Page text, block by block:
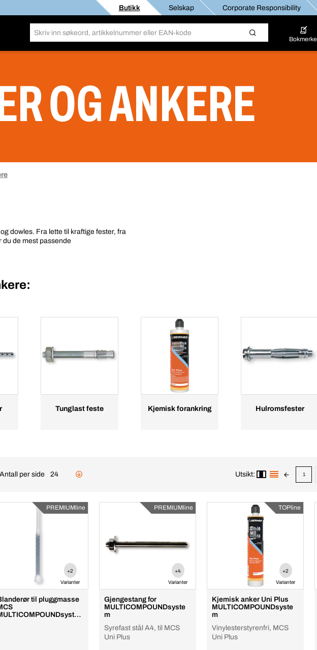
Butikk Selskap Corporate Responsibility
Bokmerke
OG ANKERE
dowles. Fra lette til kraftige fester, fra
de mest passende
Tunglast feste Kjemisk forankring Hulromsfester
Antall per side 24 Utsikt: 1
PREMIUMline
+2
Varianter
til pluggmasse
PREMIUMline
+4
Varianter
Gjengestang for
MULTICOMPOUNDsyste
m
Syrefast stål A4, til MCS
Uni Plus
TOPline
+2
Varianter
Kjemisk anker Uni Plus
MULTICOMPOUNDsyste
m
Vinylesterstyrenfri, MCS
Uni Plus